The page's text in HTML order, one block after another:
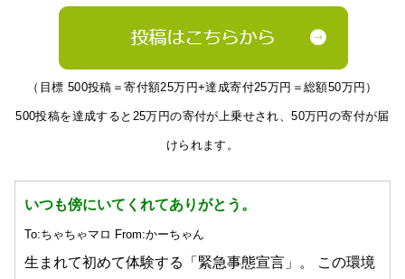
（目標 500投稿＝寄付額25万円+達成寄付25万円＝総額50万円）
500投稿を達成すると25万円の寄付が上乗せされ、50万円の寄付が届
けられます。
いつも傍にいてくれてありがとう。
To:ちゃちゃマロ From:かーちゃん
生まれて初めて体験する「緊急事態宣言」。 この環境